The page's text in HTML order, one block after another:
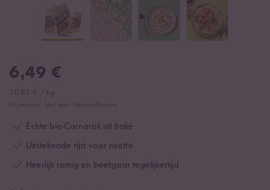
6,49 €
Echte bio-Carnaroli uit Italië
Uitstekende rijst voor risotto
Heerlijk romig en beetgaar tegelijkertijd